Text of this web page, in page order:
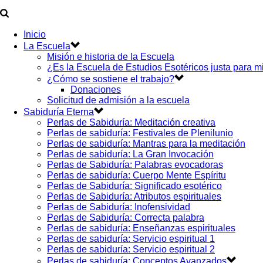
Inicio
La Escuela
Misión e historia de la Escuela
¿Es la Escuela de Estudios Esotéricos justa para
¿Cómo se sostiene el trabajo?
Donaciones
Solicitud de admisión a la escuela
Sabiduría Eterna
Perlas de Sabiduría: Meditación creativa
Perlas de sabiduría: Festivales de Plenilunio
Perlas de sabiduría: Mantras para la meditación
Perlas de sabiduría: La Gran Invocación
Perlas de Sabiduría: Palabras evocadoras
Perlas de sabiduría: Cuerpo Mente Espíritu
Perlas de Sabiduría: Significado esotérico
Perlas de Sabiduría: Atributos espirituales
Perlas de Sabiduría: Inofensividad
Perlas de Sabiduría: Correcta palabra
Perlas de sabiduría: Enseñanzas espirituales
Perlas de sabiduría: Servicio espiritual 1
Perlas de sabiduría: Servicio espiritual 2
Perlas de sabiduría: Conceptos Avanzados